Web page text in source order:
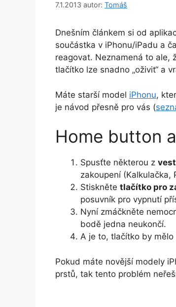
7.1.2013 autor: Tomáš
Dnešním článkem si od
součástka v iPhonu/iPadu a
reagovat. Neznamená to ale,
tlačítko lze snadno „oživit“ a
Máte starší model iPhonu,
je návod přesně pro vás (
Home button
Spusťte některou z
zakoupení (Kalkulačka,
Stiskněte tlačítko pro
posuvník pro vypnutí
Nyní zmáčkněte
bodě jedna neukončí.
A je to, tlačítko by mělo
Pokud máte novější modely
prstů, tak tento problém